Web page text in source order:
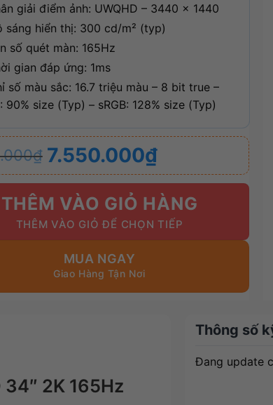
giải điểm ảnh: UWQHD – 3440 x 1440
sáng hiển thị: 300 cd/m² (typ)
số quét màn: 165Hz
gian đáp ứng: 1ms
số màu sắc: 16.7 triệu màu – 8 bit true –
90% size (Typ) – sRGB: 128% size (Typ)
₫ 7.550.000₫
THÊM VÀO GIỎ HÀNG
MUA NGAY
2K 165Hz
Thông số
Đang update